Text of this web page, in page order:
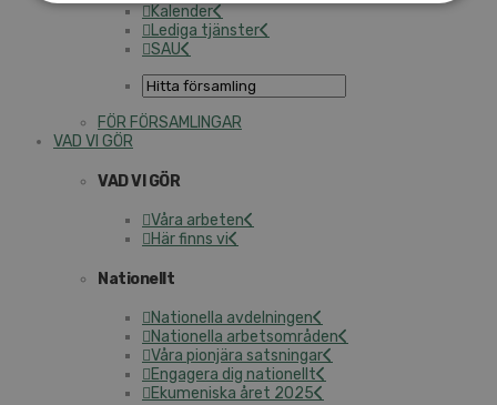
Kalender
Lediga tjänster
SAU
FÖR FÖRSAMLINGAR
VAD VI GÖR
VAD VI GÖR
Våra arbeten
Här finns vi
Nationellt
Nationella avdelningen
Nationella arbetsområden
Våra pionjära satsningar
Engagera dig nationellt
Ekumeniska året 2025